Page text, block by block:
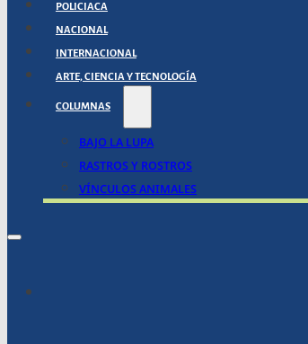
POLICIACA
NACIONAL
INTERNACIONAL
ARTE, CIENCIA Y TECNOLOGÍA
COLUMNAS
BAJO LA LUPA
RASTROS Y ROSTROS
VÍNCULOS ANIMALES